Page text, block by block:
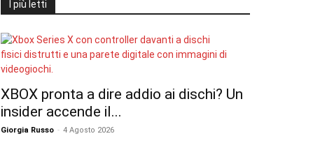
I più letti
XBOX pronta a dire addio ai dischi? Un
insider accende il...
Giorgia Russo - 4 Agosto 2026